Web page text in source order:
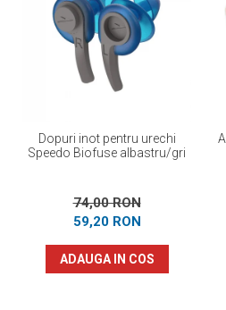
Dopuri inot pentru urechi
Speedo Biofuse albastru/gri
74,00 RON
59,20 RON
ADAUGA IN COS